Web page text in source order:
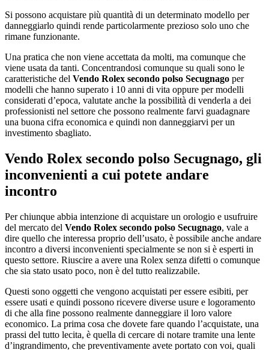
Si possono acquistare più quantità di un determinato modello per
danneggiarlo quindi rende particolarmente prezioso solo uno che
rimane funzionante.
Una pratica che non viene accettata da molti, ma comunque che
viene usata da tanti. Concentrandosi comunque su quali sono le
caratteristiche del Vendo Rolex secondo polso Secugnago per
modelli che hanno superato i 10 anni di vita oppure per modelli
considerati d’epoca, valutate anche la possibilità di venderla a dei
professionisti nel settore che possono realmente farvi guadagnare
una buona cifra economica e quindi non danneggiarvi per un
investimento sbagliato.
Vendo Rolex secondo polso Secugnago, gli
inconvenienti a cui potete andare
incontro
Per chiunque abbia intenzione di acquistare un orologio e usufruire
del mercato del Vendo Rolex secondo polso Secugnago, vale a
dire quello che interessa proprio dell’usato, è possibile anche andare
incontro a diversi inconvenienti specialmente se non si è esperti in
questo settore. Riuscire a avere una Rolex senza difetti o comunque
che sia stato usato poco, non è del tutto realizzabile.
Questi sono oggetti che vengono acquistati per essere esibiti, per
essere usati e quindi possono ricevere diverse usure e logoramento
di che alla fine possono realmente danneggiare il loro valore
economico. La prima cosa che dovete fare quando l’acquistate, una
prassi del tutto lecita, è quella di cercare di notare tramite una lente
d’ingrandimento, che preventivamente avete portato con voi, quali